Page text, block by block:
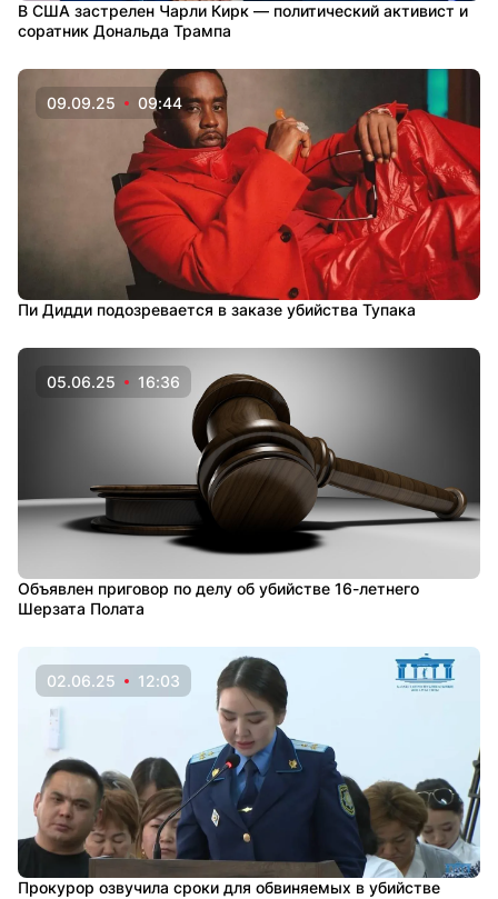
В США застрелен Чарли Кирк — политический активист и
соратник Дональда Трампа
09.09.25 09:44
Пи Дидди подозревается в заказе убийства Тупака
05.06.25 16:36
Объявлен приговор по делу об убийстве 16-летнего
Шерзата Полата
02.06.25 12:03
Прокурор озвучила сроки для обвиняемых в убийстве